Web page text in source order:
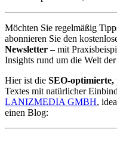
Möchten Sie regelmäßig
abonnieren Sie den
Newsletter – mit
Insights rund um die Welt
Hier ist die SEO-optimierte,
Textes mit natürlicher
LANIZMEDIA GMBH,
einen Blog: